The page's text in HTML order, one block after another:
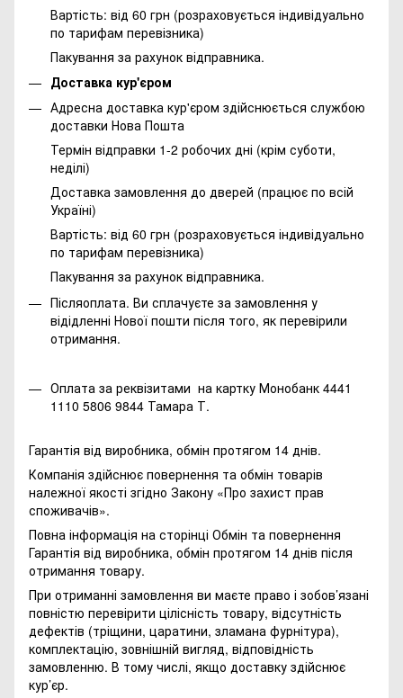
Вартість: від 60 грн (розраховується індивідуально
по тарифам перевізника)
Пакування за рахунок відправника.
Доставка кур'єром
Адресна доставка кур'єром здійснюється службою
доставки Нова Пошта
Термін відправки 1-2 робочих дні (крім суботи,
неділі)
Доставка замовлення до дверей (працює по всій
Україні)
Вартість: від 60 грн (розраховується індивідуально
по тарифам перевізника)
Пакування за рахунок відправника.
Післяоплата. Ви сплачуєте за замовлення у
відідленні Нової пошти після того, як перевірили
отримання.
Оплата за реквізитами на картку Монобанк 4441
1110 5806 9844 Тамара Т.
Гарантія від виробника, обмін протягом 14 днів.
Компанія здійснює повернення та обмін товарів
належної якості згідно Закону «Про захист прав
споживачів».
Повна інформація на сторінці Обмін та повернення
Гарантія від виробника, обмін протягом 14 днів після
отримання товару.
При отриманні замовлення ви маєте право і зобов’язані
повністю перевірити цілісність товару, відсутність
дефектів (тріщини, царатини, зламана фурнітура),
комплектацію, зовнішній вигляд, відповідність
замовленню. В тому числі, якщо доставку здійснює
кур’єр.